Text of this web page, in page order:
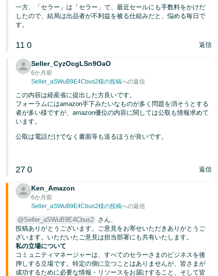
一方、「セラー」は「セラー」で、最近セールにも手数料をかけだ
したので、結局は出品者が不利益を被る仕組みだと、悩める毎日で
す。
11 0 返信
Seller_CyzOcgLSn9OaO
6か月前
Seller_aSWuB9E4Cbus2様の投稿への返信
この内容は経産省に提出した方良いです。
フォーラムにはamazon手下みたいなものが多く問題を消そうとする
者が多い様ですが、amazon優位の内容に関しては公取も情報求めて
います。
公取は電話だけでなく書面等も送るほうが良いです。
27 0 返信
Ken_Amazon
6か月前
Seller_aSWuB9E4Cbus2様の投稿への返信
@Seller_aSWuB9E4Cbus2 さん、
投稿ありがとうございます。ご意見をお寄せいただきありがとうご
ざいます。いただいたご意見は担当部署にも共有いたします。
私の立場について
コミュニティマネージャーは、すべてのセラーさまのビジネスを後
押しする立場です。特定の側に立つことはありませんが、皆さまが
成功するために必要な情報・リソースをお届けすること、そして皆